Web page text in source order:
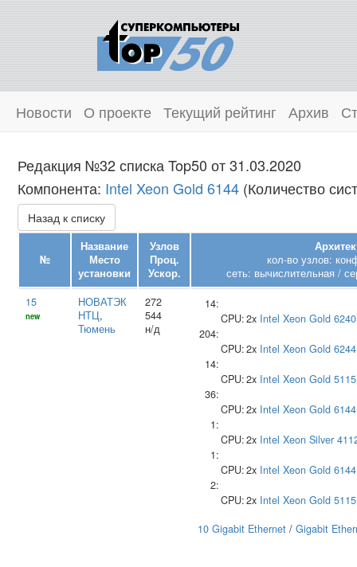
Новости О проекте Текущий рейтинг Архив
Редакция №32 списка Top50 от 31.03.2020
Компонента: Intel Xeon Gold 6144 (Количество
Назад к списку
№
Название
Место
установки
Узлов
Проц.
Ускор.
кол-во узлов:
сеть: вычислительная /
15
new
НОВАТЭК
НТЦ,
Тюмень
272
544
н/д
14:
CPU:2x Intel Xeon Gold 6240
204:
CPU:2x Intel Xeon Gold 6244
14:
CPU:2x Intel Xeon Gold 5115
36:
CPU:2x Intel Xeon Gold 6144
1:
CPU:2x Intel Xeon Silver
1:
CPU:2x Intel Xeon Gold 6144
2:
CPU:2x Intel Xeon Gold 5115
10 Gigabit Ethernet / Gigabit